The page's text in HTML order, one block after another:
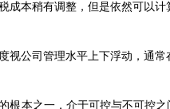
本稍有调整，但是依然可以计
公司管理水平上下浮动，通常
本之一，介于可控与不可控之